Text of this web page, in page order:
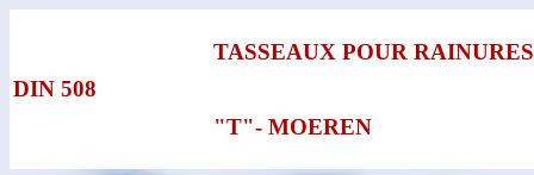
DIN 508
TASSEAUX POUR
"T"- MOEREN